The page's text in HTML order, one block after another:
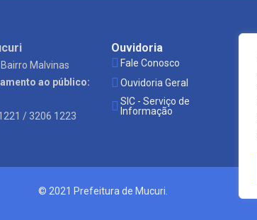
Malvinas
ao público:
/ 3206 1223
Ouvidoria
Fale Conosco
Ouvidoria Geral
SIC - Serviço de
Informação
© 2021 Prefeitura de Mucuri.